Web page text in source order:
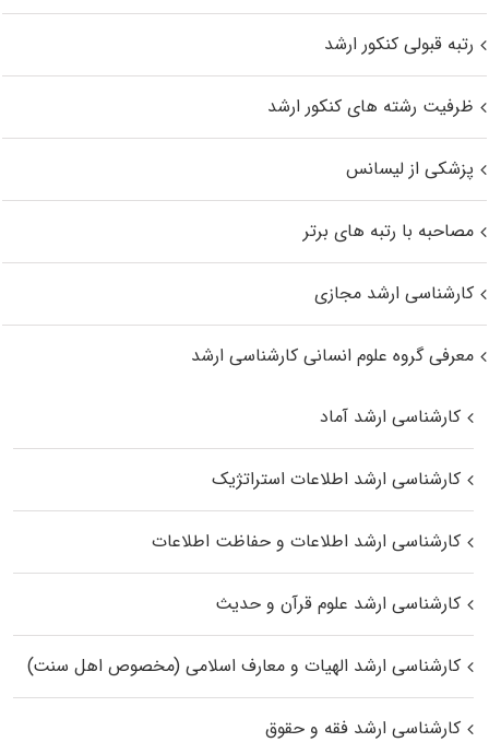
رتبه قبولی کنکور ارشد
ظرفیت رشته های کنکور ارشد
پزشکی از لیسانس
مصاحبه با رتبه های برتر
کارشناسی ارشد مجازی
معرفی گروه علوم انسانی کارشناسی ارشد
کارشناسی ارشد آماد
کارشناسی ارشد اطلاعات استراتژیک
کارشناسی ارشد اطلاعات و حفاظت اطلاعات
کارشناسی ارشد علوم قرآن و حدیث
کارشناسی ارشد الهیات و معارف اسلامی (مخصوص اهل سنت)
کارشناسی ارشد فقه و حقوق